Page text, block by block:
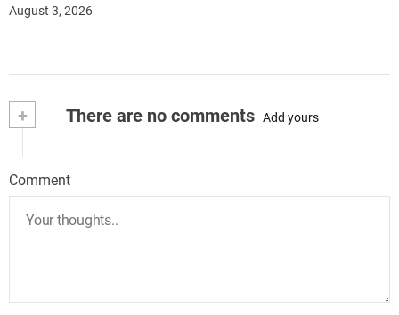
August 3, 2026
+ There are no comments Add yours
Comment